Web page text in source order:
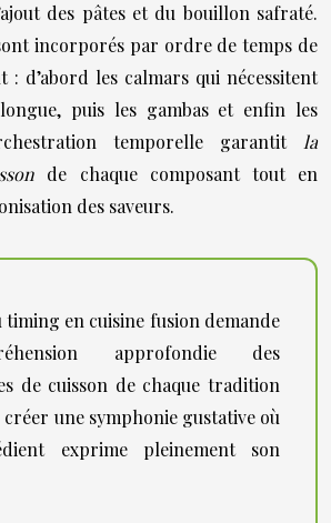
des pâtes et du bouillon safraté.
incorporés par ordre de temps de
: d’abord les calmars qui nécessitent
puis les gambas et enfin les
temporelle garantit la
de chaque composant tout en
des saveurs.
en cuisine fusion demande
approfondie des
de cuisson de chaque tradition
une symphonie gustative où
exprime pleinement son